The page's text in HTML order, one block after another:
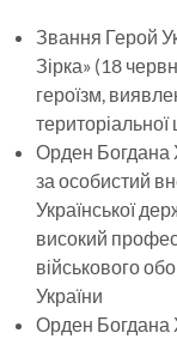
Звання Герой
Зірка» (18
героїзм,
територіальної
Орден Богдана
за особистий
Української
високий
військового
України
Орден Богдана